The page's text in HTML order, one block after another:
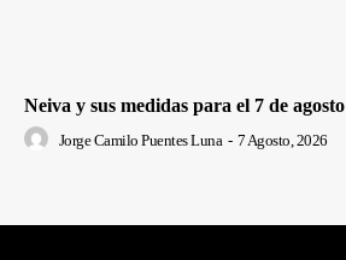
Neiva y sus medidas para el 7 de agosto
Jorge Camilo Puentes Luna - 7 Agosto, 2026